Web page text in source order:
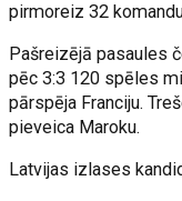
pirmoreiz 32
Pašreizējā pasaules
pēc 3:3 120 spēles
pārspēja Franciju.
pieveica Maroku.
Latvijas izlases